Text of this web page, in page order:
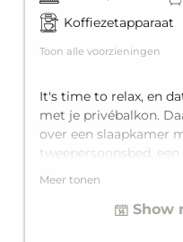
Koffiezetapparaat
Toon alle voorzieningen
It's time to relax, en
met je privébalkon.
over een slaapkamer
tweepersoonsbed,
comfortabele
comfortabel plek voor
Meer tonen
Show